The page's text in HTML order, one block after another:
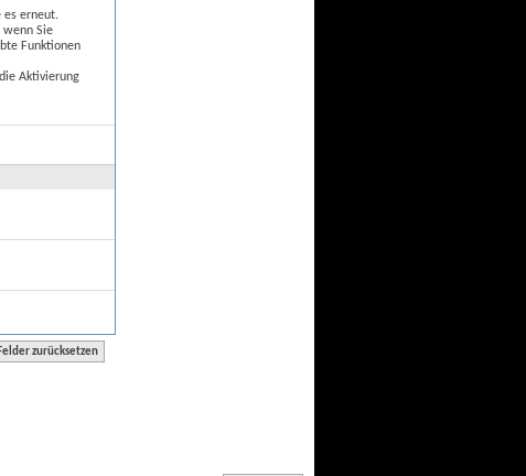
es erneut.
wenn Sie
Funktionen
Aktivierung